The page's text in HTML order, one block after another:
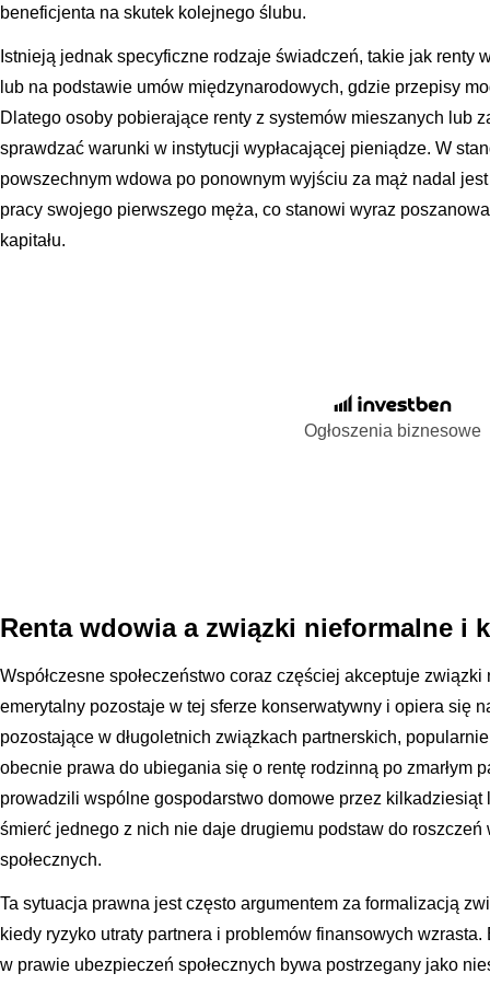
beneficjenta na skutek kolejnego ślubu.
Istnieją jednak specyficzne rodzaje świadczeń, takie jak renty
lub na podstawie umów międzynarodowych, gdzie przepisy
Dlatego osoby pobierające renty z systemów mieszanych lub
sprawdzać warunki w instytucji wypłacającej pieniądze. W
powszechnym wdowa po ponownym wyjściu za mąż nadal
pracy swojego pierwszego męża, co stanowi wyraz
kapitału.
Ogłoszenia biznesowe
Renta wdowia a związki nieformalne i
Współczesne społeczeństwo coraz częściej akceptuje
emerytalny pozostaje w tej sferze konserwatywny i opiera się
pozostające w długoletnich związkach partnerskich,
obecnie prawa do ubiegania się o rentę rodzinną po zmarłym
prowadzili wspólne gospodarstwo domowe przez
śmierć jednego z nich nie daje drugiemu podstaw do
społecznych.
Ta sytuacja prawna jest często argumentem za formalizacją
kiedy ryzyko utraty partnera i problemów finansowych
w prawie ubezpieczeń społecznych bywa postrzegany jako